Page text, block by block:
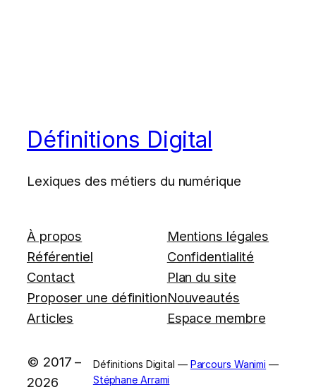
Définitions Digital
Lexiques des métiers du numérique
À propos
Référentiel
Contact
Proposer une définition
Articles
Mentions légales
Confidentialité
Plan du site
Nouveautés
Espace membre
© 2017 –
2026
Définitions Digital — Parcours Wanimi —
Stéphane Arrami